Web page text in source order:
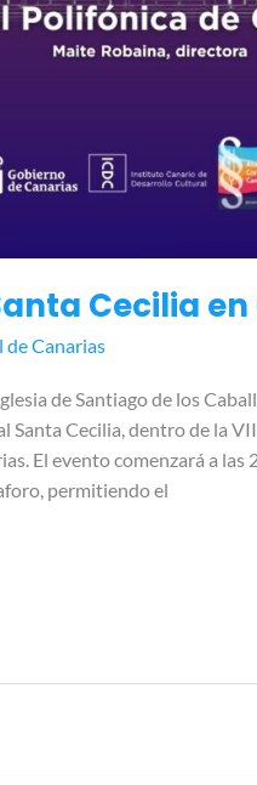
Cecilia
de Canarias
de Santiago de los
Santa Cecilia, dentro de la
El evento comenzará a las
permitiendo el